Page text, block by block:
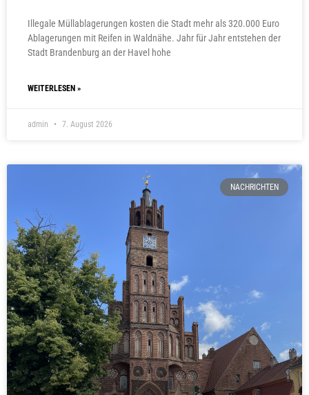
Illegale Müllablagerungen kosten die Stadt mehr als 320.000 Euro
Ablagerungen mit Reifen in Waldnähe. Jahr für Jahr entstehen der
Stadt Brandenburg an der Havel hohe
WEITERLESEN »
admin 7. August 2026
NACHRICHTEN